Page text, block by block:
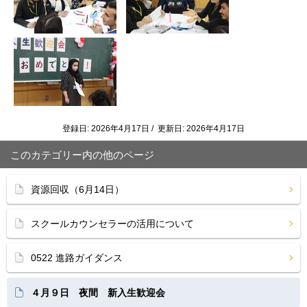
登録日: 2026年4月17日 / 更新日: 2026年4月17日
このカテゴリー内の他のページ
資源回収（6月14日）
スクールカウンセラーの活用について
0522 進路ガイダンス
４月９日 夜間 新入生歓迎会